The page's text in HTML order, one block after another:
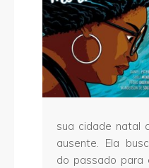
sua cidade natal
ausente. Ela
do passado para